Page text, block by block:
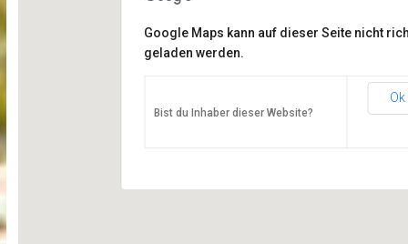
Google Maps kann auf dieser Seite nicht
geladen werden.
Bist du Inhaber dieser Website?
Ok